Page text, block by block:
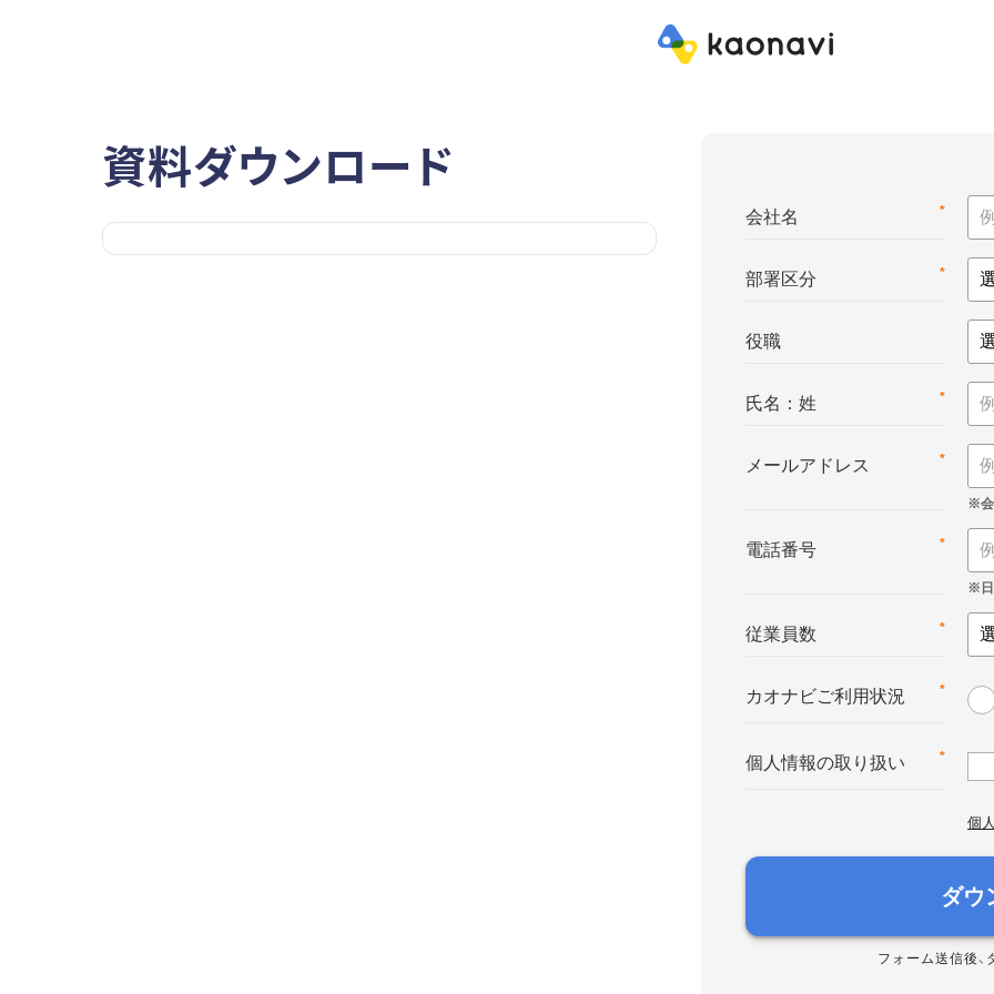
資料ダウンロード
*
会社名
*
部署区分
役職
*
氏名：姓
*
メールアドレス
*
電話番号
*
従業員数
*
カオナビご利用状況
*
個人情報の取り扱い
個
ダウ
フォーム送信後